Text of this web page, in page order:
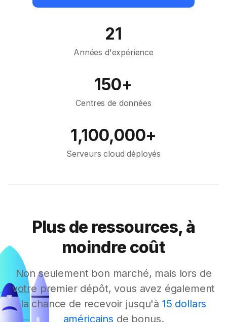
21
Années d'expérience
150+
Centres de données
1,100,000+
Serveurs cloud déployés
Plus de ressources, à
moindre coût
Non seulement bon marché, mais lors de
votre premier dépôt, vous avez également
la chance de recevoir jusqu'à 15 dollars
américains de bonus.